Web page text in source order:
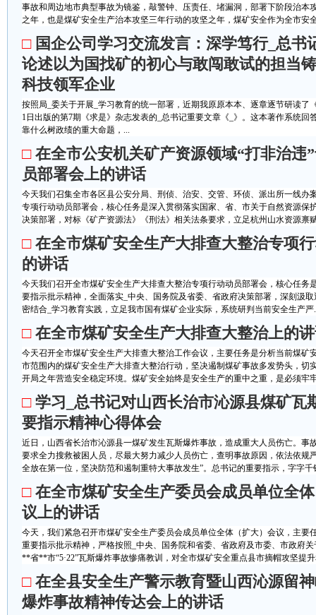
事故和周边地市典型事故为镜鉴，敲警钟、压责任、堵漏洞，部署下阶段治本
之年，也是煤矿安全生产治本攻坚三年行动的攻坚之年，煤矿安全作为全市安
□ 国企公司学习交流发言：深学笃行_总书
论述以为国找矿的初心与敢闯敢试的担当
科技领军企业
按照局_委关于开展_学习教育的统一部署，近期我原原本本、逐章逐节研读了
1日出版的第7期《求是》杂志发表的_总书记重要文章《_》。这本著作系统回
靠什么树政绩的重大命题，...
□ 在全市公安机关矿产资源领域“打非治违
员部署会上的讲话
今天我们召集全市各区县公安分局、刑侦、治安、交管、环侦、派出所一线办
专项行动动员部署会，核心任务是深入贯彻落实国家、省、市关于自然资源保
决策部署，对标《矿产资源法》《刑法》相关法条要求，立足杭州山水资源禀
□ 在全市煤矿安全生产大排查大整治专项
的讲话
今天我们召开全市煤矿安全生产大排查大整治专项行动动员部署会，核心任务
要指示批示精神，全面落实_中央、国务院及省委、省政府决策部署，深刻汲
密结合_学习教育实践，立足我市国有煤矿企业实际，系统研判当前安全生产严
□ 在全市煤矿安全生产大排查大整治上的
今天召开全市煤矿安全生产大排查大整治工作会议，主要任务是分析当前煤矿
市范围内的煤矿安全生产大排查大整治行动，坚决遏制煤矿事故多发势头，切
开局之年营造安全稳定环境。煤矿安全始终是安全生产的重中之重，是必须牢
□ 学习_总书记对山西长治市沁源县煤矿瓦
要指示精神心得体会
近日，山西省长治市沁源县一煤矿发生瓦斯爆炸事故，造成重大人员伤亡。事
要求全力搜救被困人员，尽最大努力减少人员伤亡，查明事故原因，依法依规
全放在第一位，坚决防范和遏制重特大事故发生”。总书记的重要指示，字字
□ 在全市煤矿安全生产委员会成员单位全
议上的讲话
今天，我们紧急召开市煤矿安全生产委员会成员单位全体（扩大）会议，主要
重要指示批示精神，严格按照_中央、国务院和省委、省政府及市委、市政府
**省**市“5·22”瓦斯爆炸事故惨痛教训，对全市煤矿安全重点县市摘帽攻坚提
□ 在全县安全生产警示教育暨山西沁源留
爆炸事故精神传达会上的讲话